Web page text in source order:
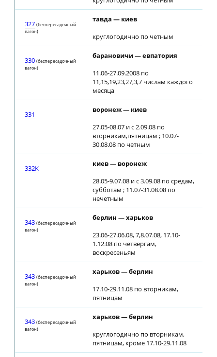
327 (беспересадочный
вагон)
тавда — киев
круглогодично по четным
330 (беспересадочный
вагон)
барановичи — евпатория
11.06-27.09.2008 по
11,15,19,23,27,3,7 числам каждого
месяца
331
воронеж — киев
27.05-08.07 и с 2.09.08 по
вторникам,пятницам ; 10.07-
30.08.08 по четным
332К
киев — воронеж
28.05-9.07.08 и с 3.09.08 по средам,
субботам ; 11.07-31.08.08 по
нечетным
343 (беспересадочный
вагон)
берлин — харьков
23.06-27.06.08, 7,8.07.08, 17.10-
1.12.08 по четвергам,
воскресеньям
343 (беспересадочный
вагон)
харьков — берлин
17.10-29.11.08 по вторникам,
пятницам
343 (беспересадочный
вагон)
харьков — берлин
круглогодично по вторникам,
пятницам, кроме 17.10-29.11.08